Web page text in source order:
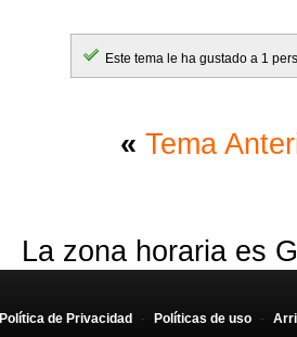
Este tema le ha gustado a 1
« Tema
La zona horaria es
Política de Privacidad - Políticas de uso -